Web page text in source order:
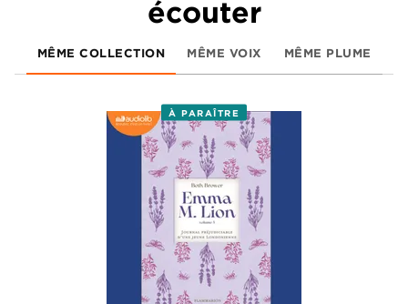
écouter
MÊME COLLECTION MÊME VOIX MÊME PLUME
À PARAÎTRE